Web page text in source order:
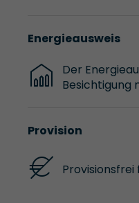
Energieausweis
Der
Besichtigung
Provision